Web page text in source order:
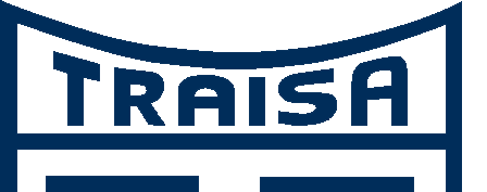
Impressum